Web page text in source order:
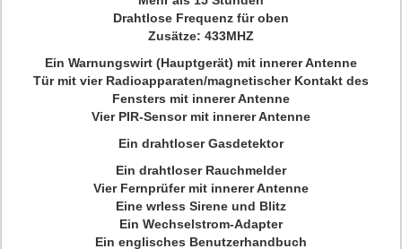
Drahtlose Frequenz für oben
Zusätze: 433MHZ
Ein Warnungswirt (Hauptgerät) mit innerer Antenne
Tür mit vier Radioapparaten/magnetischer Kontakt des
Fensters mit innerer Antenne
Vier PIR-Sensor mit innerer Antenne
Ein drahtloser Gasdetektor
Ein drahtloser Rauchmelder
Vier Fernprüfer mit innerer Antenne
Eine wrless Sirene und Blitz
Ein Wechselstrom-Adapter
Ein englisches Benutzerhandbuch